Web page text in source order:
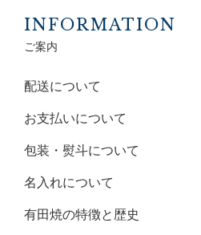
INFORMATION
ご案内
配送について
お支払いについて
包装・熨斗について
名入れについて
有田焼の特徴と歴史